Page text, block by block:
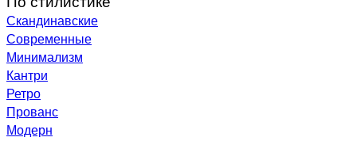
Скандинавские
Современные
Минимализм
Кантри
Ретро
Прованс
Модерн